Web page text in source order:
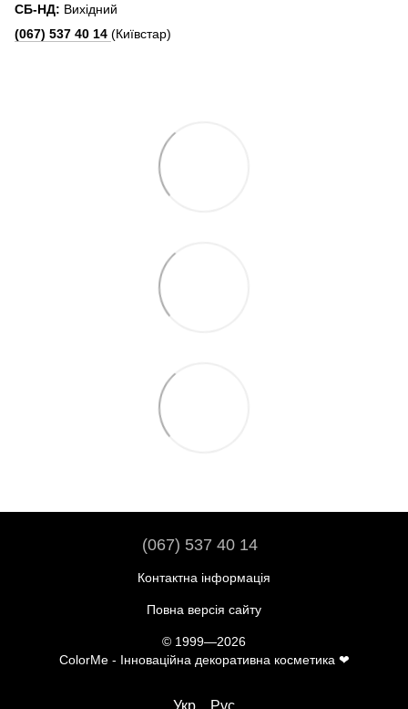
СБ-НД: Вихідний
(067) 537 40 14 (Київстар)
(067) 537 40 14
Контактна інформація
Повна версія сайту
© 1999—2026
ColorMe - Інноваційна декоративна косметика ❤
Укр Рус